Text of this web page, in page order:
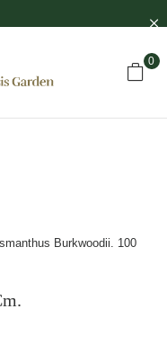
0
Burkwoodii. 100